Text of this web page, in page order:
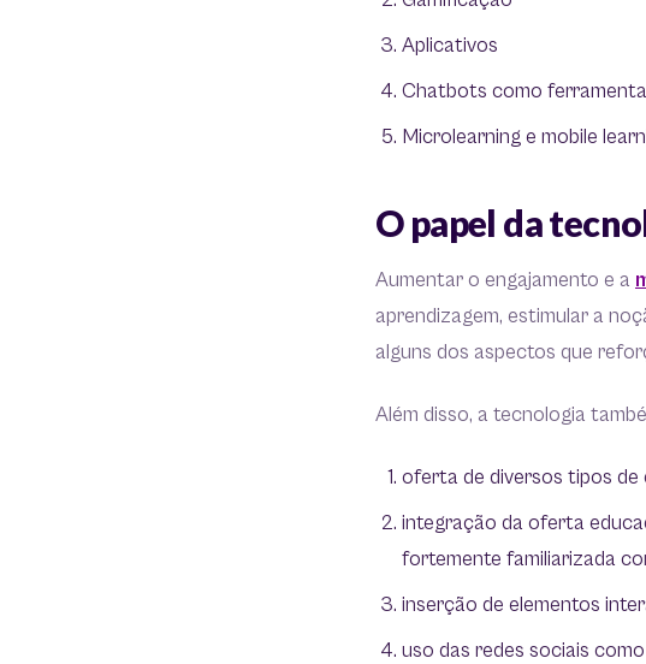
Aplicativos
Chatbots como
Microlearning e mobile
O papel da
Aumentar o engajamento e a
aprendizagem, estimular a
alguns dos aspectos que
Além disso, a tecnologia
oferta de diversos tipos de
integração da oferta
fortemente familiarizada
inserção de elementos
uso das redes sociais